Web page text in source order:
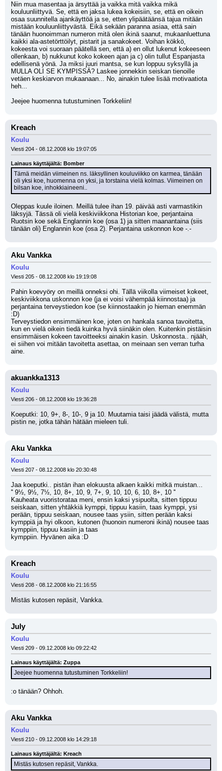
Niin mua masentaa ja ärsyttää ja vaikka mitä vaikka mikä
kouluunliittyvä. Se, että en jaksa lukea kokeisiin, se, että en oikein
osaa suunnitella ajankäyttöä ja se, etten ylipäätäänsä tajua mitään
mistään kouluunliittyvästä. Eikä sekään paranna asiaa, että sain
tänään huonoimman numeron mitä olen ikinä saanut, mukaanluettuna
kaikki ala-astetörttöilyt, pistarit ja sanakokeet. Voihan kökkö,
kokeesta voi suoraan päätellä sen, että a) en ollut lukenut kokeeseen
ollenkaan, b) nukkunut koko kokeen ajan ja c) olin tullut Espanjasta
edellisenä yönä. Ja miksi juuri mantsa, se kun loppuu syksyllä ja
MULLA OLI SE KYMPISSÄ? Laskee jonnekkin seiskan tienoille
vetäen keskiarvon mukaanaan... No, ainakin tulee lisää motivaatiota
heh...
Jeejee huomenna tutustuminen Torkkeliin!
Kreach
Koulu
Viesti 204 - 08.12.2008 klo 19:07:05
Lainaus käyttäjältä: Bomber
Tämä meidän viimeinen ns. läksyllinen kouluviikko on karmea, tänään
oli yksi koe, huomenna on yksi, ja torstaina vielä kolmas. Viimeinen on
bilsan koe, inhokkiaineeni..
Oleppas kuule iloinen. Meillä tulee ihan 19. päivää asti varmastikin
läksyjä. Tässä oli vielä keskiviikkona Historian koe, perjantaina
Ruotsin koe sekä Englannin koe (osa 1) ja sitten maanantaina (siis
tänään oli) Englannin koe (osa 2). Perjantaina uskonnon koe -.-
Aku Vankka
Koulu
Viesti 205 - 08.12.2008 klo 19:19:08
Pahin koevyöry on meillä onneksi ohi. Tällä viikolla viimeiset kokeet,
keskiviikkona uskonnon koe (ja ei voisi vähempää kiinnostaa) ja
perjantaina terveystiedon koe (se kiinnostaakin jo hieman enemmän
:D)
Terveystiedon ensimmäinen koe, joten on hankala sanoa tavoitetta,
kun en vielä oikein tiedä kuinka hyvä siinäkin olen. Kuitenkin pistäisin
ensimmäisen kokeen tavoitteeksi ainakin kasin. Uskonnosta.. njääh,
ei siihen voi mitään tavoitetta asettaa, on meinaan sen verran turha
aine.
akuankka1313
Koulu
Viesti 206 - 08.12.2008 klo 19:36:28
Koeputki: 10, 9+, 8-, 10-, 9 ja 10. Muutamia taisi jäädä välistä, mutta
pistin ne, jotka tähän hätään mieleen tuli.
Aku Vankka
Koulu
Viesti 207 - 08.12.2008 klo 20:30:48
Jaa koeputki.. pistän ihan elokuusta alkaen kaikki mitkä muistan...
'' 9½, 9½, 7½, 10, 8+, 10, 9, 7+, 9, 10, 10, 6, 10, 8+, 10 ''
Kauheata vuoristorataa meni, ensin kaksi ysipuolta, sitten tippuu
seiskaan, sitten yhtäkkiä kymppi, tippuu kasiin, taas kymppi, ysi
perään, tippuu seiskaan, nousee taas ysiin, sitten perään kaksi
kymppiä ja hyi olkoon, kutonen (huonoin numeroni ikinä) nousee taas
kymppiin, tippuu kasiin ja taas
kymppiin. Hyvänen aika :D
Kreach
Koulu
Viesti 208 - 08.12.2008 klo 21:16:55
Mistäs kutosen repäsit, Vankka.
July
Koulu
Viesti 209 - 09.12.2008 klo 09:22:42
Lainaus käyttäjältä: Zuppa
Jeejee huomenna tutustuminen Torkkeliin!
:o tänään? Ohhoh.
Aku Vankka
Koulu
Viesti 210 - 09.12.2008 klo 14:29:18
Lainaus käyttäjältä: Kreach
Mistäs kutosen repäsit, Vankka.